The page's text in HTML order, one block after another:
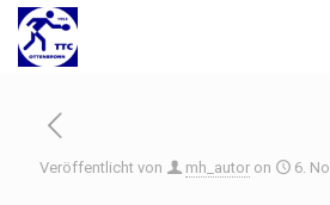
Veröffentlicht von mh_autor on 6.